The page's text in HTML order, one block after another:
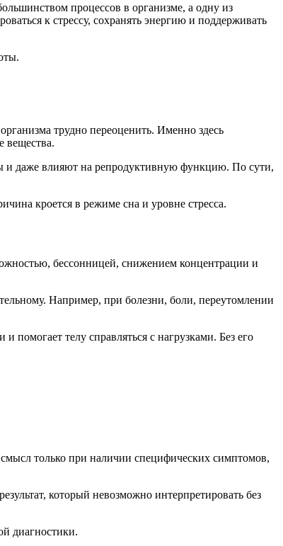
процессов в организме, а одну из
к стрессу, сохранять энергию и поддерживать
трудно переоценить. Именно здесь
вещества.
и даже влияют на репродуктивную функцию. По сути,
кроется в режиме сна и уровне стресса.
бессонницей, снижением концентрации и
Например, при болезни, боли, переутомлении
телу справляться с нагрузками. Без его
только при наличии специфических симптомов,
который невозможно интерпретировать без
диагностики.